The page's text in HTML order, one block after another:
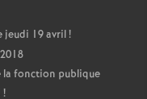
jeudi 19 avril!
la fonction publique
!